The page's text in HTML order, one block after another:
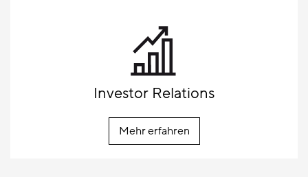
Investor Relations
Mehr erfahren